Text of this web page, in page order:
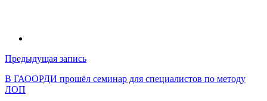
Навигация
по
записям
Предыдущая запись
В ГАООРДИ прошёл семинар для специалистов по методу
ЛОП